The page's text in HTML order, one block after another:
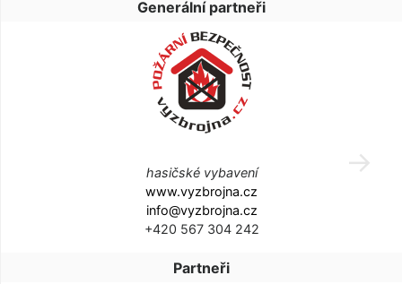
Generální partneři
hasičské vybavení
www.vyzbrojna.cz
info@vyzbrojna.cz
+420 567 304 242
Partneři